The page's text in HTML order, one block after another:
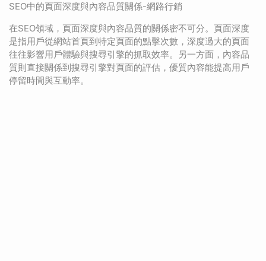
SEO中的頁面深度與內容品質關係-網路行銷
在SEO領域，頁面深度與內容品質的關係密不可分。頁面深度
是指用戶從網站首頁到特定頁面的點擊次數，深度過大的頁面
往往影響用戶體驗與搜尋引擎的抓取效率。另一方面，內容品
質則直接關係到搜尋引擎對頁面的評估，優質內容能提高用戶
停留時間與互動率。